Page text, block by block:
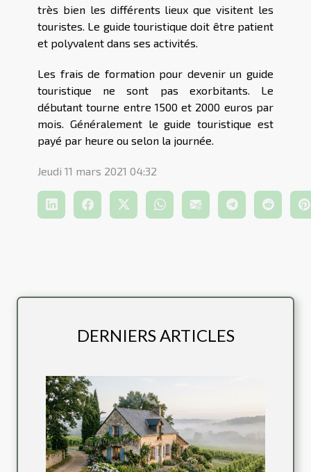
très bien les différents lieux que visitent les
touristes. Le guide touristique doit être patient
et polyvalent dans ses activités.
Les frais de formation pour devenir un guide
touristique ne sont pas exorbitants. Le
débutant tourne entre 1500 et 2000 euros par
mois. Généralement le guide touristique est
payé par heure ou selon la journée.
Jeudi 11 mars 2021 04:32
DERNIERS ARTICLES